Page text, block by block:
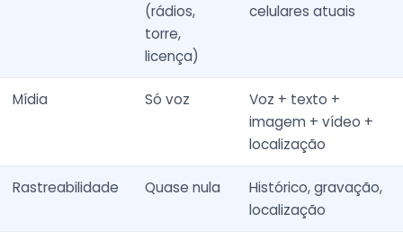
(rádios,
torre,
licença)
celulares atuais
Mídia Só voz
Voz + texto +
imagem + vídeo +
localização
Rastreabilidade Quase nula
Histórico, gravação,
localização